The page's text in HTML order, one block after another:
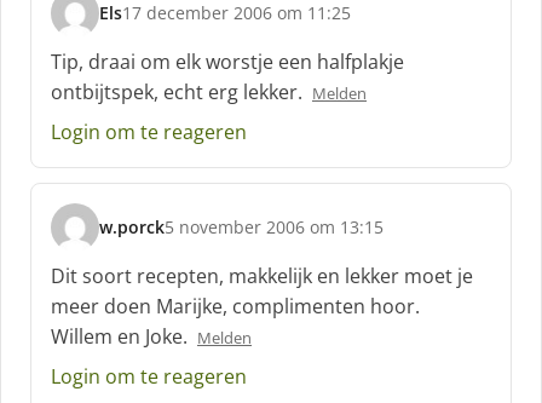
Els
s
c
h
r
e
f
17 december 2006 om 11:25
Tip, draai om elk worstje een halfplakje
ontbijtspek, echt erg lekker. Melden
Login om te reageren
w.porck
s
c
h
r
e
e
5 november 2006 om 13:15
Dit soort recepten, makkelijk en lekker moet je
meer doen Marijke, complimenten hoor.
Willem en Joke. Melden
Login om te reageren